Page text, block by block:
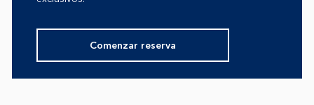
Comenzar reserva